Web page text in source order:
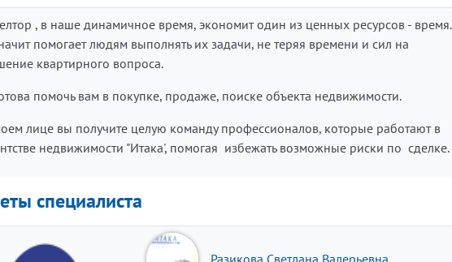
, в наше динамичное время, экономит один из ценных ресурсов - время.
помогает людям выполнять их задачи, не теряя времени и сил на
квартирного вопроса.
помочь вам в покупке, продаже, поиске объекта недвижимости.
лице вы получите целую команду профессионалов, которые работают в
недвижимости "Итака', помогая избежать возможные риски по сделке.
специалиста
Разикова Светлана Валерьевна